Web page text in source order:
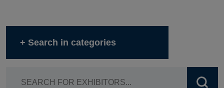
Search in categories